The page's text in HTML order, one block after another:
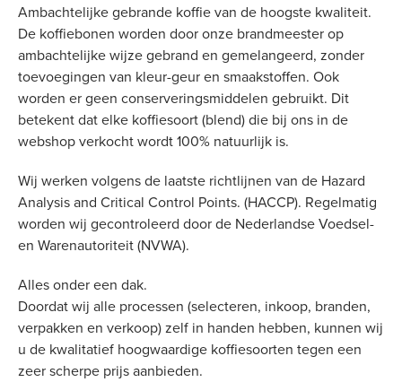
Ambachtelijke gebrande koffie van de hoogste kwaliteit.
De koffiebonen worden door onze brandmeester op
ambachtelijke wijze gebrand en gemelangeerd, zonder
toevoegingen van kleur-geur en smaakstoffen. Ook
worden er geen conserveringsmiddelen gebruikt. Dit
betekent dat elke koffiesoort (blend) die bij ons in de
webshop verkocht wordt 100% natuurlijk is.
Wij werken volgens de laatste richtlijnen van de Hazard
Analysis and Critical Control Points. (HACCP). Regelmatig
worden wij gecontroleerd door de Nederlandse Voedsel-
en Warenautoriteit (NVWA).
Alles onder een dak.
Doordat wij alle processen (selecteren, inkoop, branden,
verpakken en verkoop) zelf in handen hebben, kunnen wij
u de kwalitatief hoogwaardige koffiesoorten tegen een
zeer scherpe prijs aanbieden.